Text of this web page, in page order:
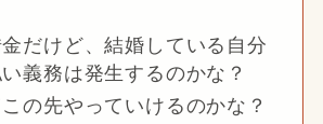
だけど、結婚している自分
義務は発生するのかな？
の先やっていけるのかな？